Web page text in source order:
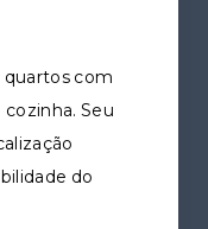
quartos com
Seu
do